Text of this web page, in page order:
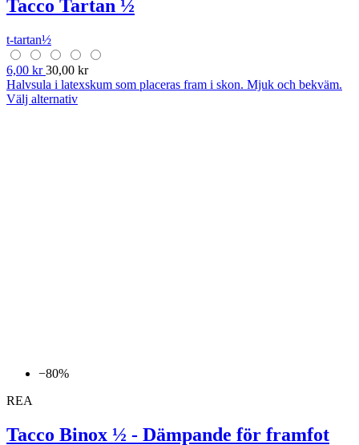
Tacco Tartan ½
t-tartan½
6,00 kr30,00 kr
Halvsula i latexskum som placeras fram i skon. Mjuk och bekväm.
Välj alternativ
−80%
REA
Tacco Binox ½ - Dämpande för framfot